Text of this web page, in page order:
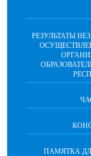
РЕЗУЛЬТАТЫ
ПАМЯТКА